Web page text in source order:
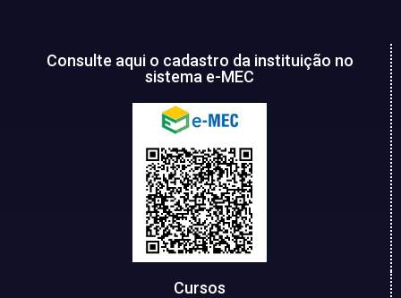
Consulte aqui o cadastro da instituição no
sistema e-MEC
Cursos